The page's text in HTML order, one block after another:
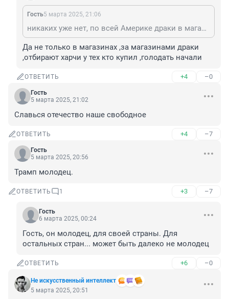
Гость5 марта 2025, 21:06
никаких уже нет, по всей Америке драки в магазинах
Да не только в магазинах ,за магазинами драки
,отбирают харчи у тех кто купил ,голодать начали
ОТВЕТИТЬ +4 –0
Гость
5 марта 2025, 21:02
Славься отечество наше свободное
ОТВЕТИТЬ +4 –7
Гость
5 марта 2025, 20:56
Трамп молодец.
ОТВЕТИТЬ 1 +3 –7
Гость
6 марта 2025, 00:24
Гость, он молодец, для своей страны. Для
остальных стран... может быть далеко не молодец
ОТВЕТИТЬ +6 –0
Не искусственный интеллект
5 марта 2025, 20:51